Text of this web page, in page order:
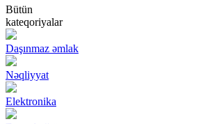
Bütün
kateqoriyalar
Daşınmaz əmlak
Nəqliyyat
Elektronika